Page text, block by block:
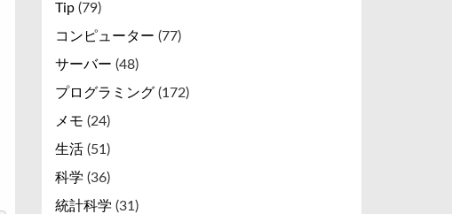
Tip (79)
コンピューター (77)
サーバー (48)
プログラミング (172)
メモ (24)
生活 (51)
科学 (36)
統計科学 (31)